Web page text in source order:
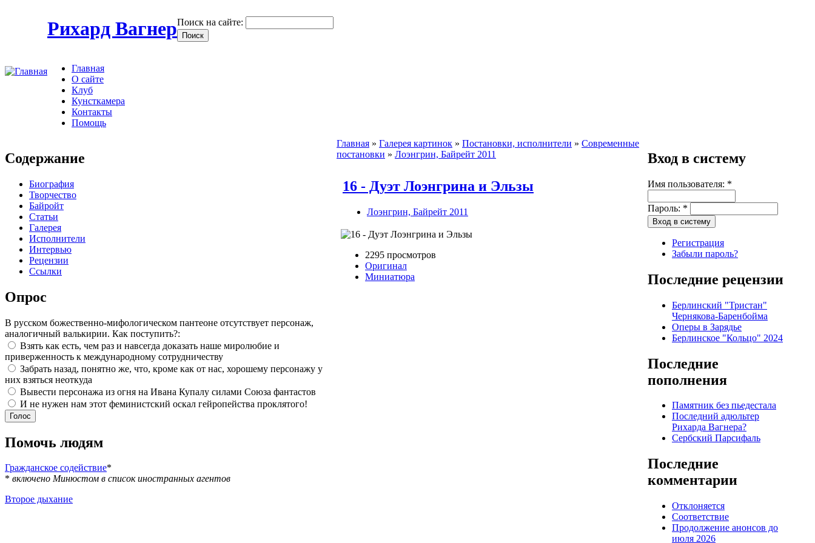
Рихард ВагнерПоиск на сайте:
Главная
О сайте
Клуб
Кунсткамера
Контакты
Помощь
Содержание
Биография
Творчество
Байройт
Статьи
Галерея
Исполнители
Интервью
Рецензии
Ссылки
Опрос
В русском божественно-мифологическом пантеоне отсутствует персонаж,
аналогичный валькирии. Как поступить?:
Взять как есть, чем раз и навсегда доказать наше миролюбие и
приверженность к международному сотрудничеству
Забрать назад, понятно же, что, кроме как от нас, хорошему персонажу у
них взяться неоткуда
Вывести персонажа из огня на Ивана Купалу силами Союза фантастов
И не нужен нам этот феминистский оскал гейропейства проклятого!
Помочь людям
Гражданское содействие*
* включено Минюстом в список иностранных агентов
Второе дыхание
Главная » Галерея картинок » Постановки, исполнители » Современные
постановки » Лоэнгрин, Байрейт 2011
16 - Дуэт Лоэнгрина и Эльзы
Лоэнгрин, Байрейт 2011
2295 просмотров
Оригинал
Миниатюра
Вход в систему
Имя пользователя: *
Пароль: *
Регистрация
Забыли пароль?
Последние рецензии
Берлинский "Тристан"
Чернякова-Баренбойма
Оперы в Зарядье
Берлинское "Кольцо" 2024
Последние
пополнения
Памятник без пьедестала
Последний адюльтер
Рихарда Вагнера?
Сербский Парсифаль
Последние
комментарии
Отклоняется
Соответствие
Продолжение анонсов до
июля 2026